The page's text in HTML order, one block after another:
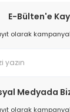
E-Bülten'e
olarak
Medyada
olarak